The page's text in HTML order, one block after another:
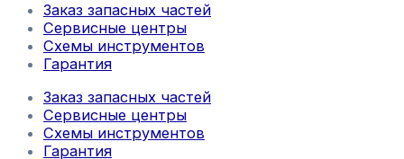
Заказ запасных частей
Сервисные центры
Схемы инструментов
Гарантия
Заказ запасных частей
Сервисные центры
Схемы инструментов
Гарантия